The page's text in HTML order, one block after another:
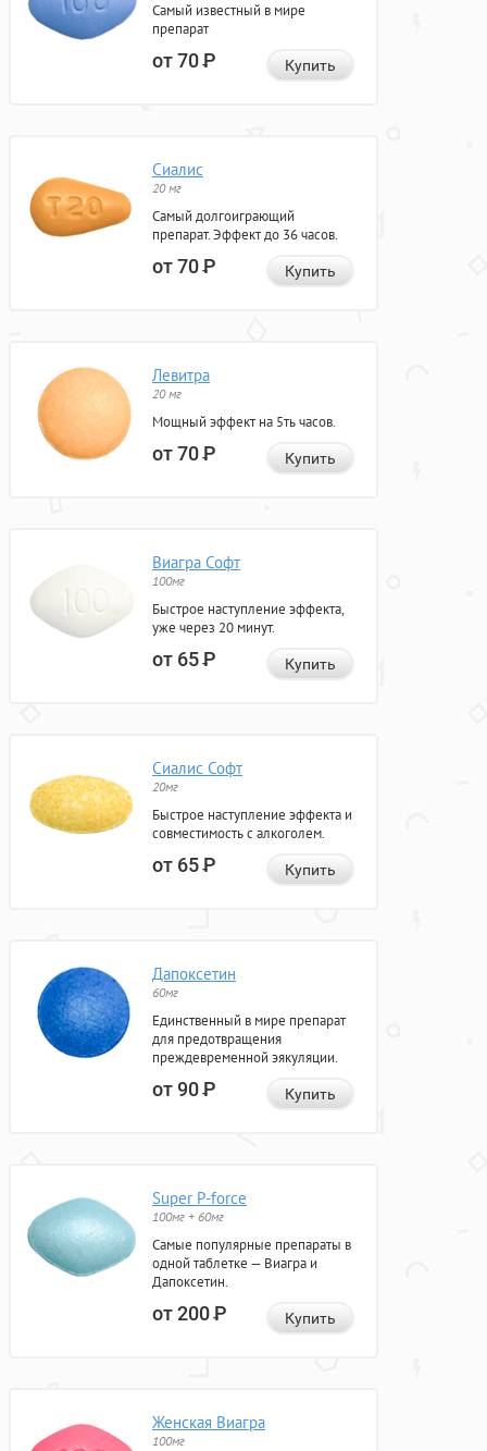
Самый известный в мире
препарат
от 70Р Купить
Сиалис
20 мг
Самый долгоиграющий
препарат. Эффект до 36 часов.
от 70Р Купить
Левитра
20 мг
Мощный эффект на 5ть часов.
от 70Р Купить
Виагра Софт
100мг
Быстрое наступление эффекта,
уже через 20 минут.
от 65Р Купить
Сиалис Софт
20мг
Быстрое наступление эффекта и
совместимость с алкоголем.
от 65Р Купить
Дапоксетин
60мг
Единственный в мире препарат
для предотвращения
преждевременной эякуляции.
от 90Р Купить
Super P-force
100мг + 60мг
Самые популярные препараты в
одной таблетке — Виагра и
Дапоксетин.
от 200Р Купить
Женская Виагра
100мг